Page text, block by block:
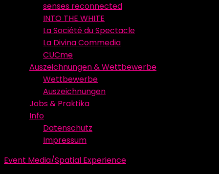
senses reconnected
INTO THE WHITE
La Société du Spectacle
La Divina Commedia
CUCme
Auszeichnungen & Wettbewerbe
Wettbewerbe
Auszeichnungen
Jobs & Praktika
Info
Datenschutz
Impressum
Event Media/Spatial Experience